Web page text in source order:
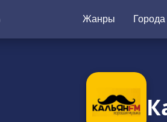
Жанры Города